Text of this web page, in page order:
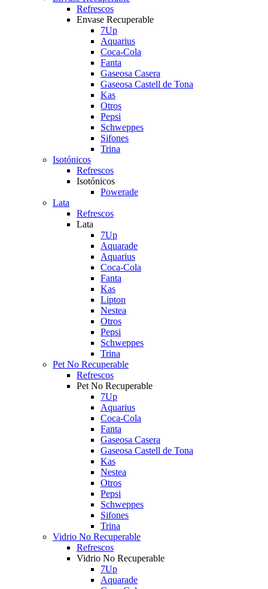
Refrescos
Envase Recuperable
7Up
Aquarius
Coca-Cola
Fanta
Gaseosa Casera
Gaseosa Castell de Tona
Kas
Otros
Pepsi
Schweppes
Sifones
Trina
Isotónicos
Refrescos
Isotónicos
Powerade
Lata
Refrescos
Lata
7Up
Aquarade
Aquarius
Coca-Cola
Fanta
Kas
Lipton
Nestea
Otros
Pepsi
Schweppes
Trina
Pet No Recuperable
Refrescos
Pet No Recuperable
7Up
Aquarius
Coca-Cola
Fanta
Gaseosa Casera
Gaseosa Castell de Tona
Kas
Nestea
Otros
Pepsi
Schweppes
Sifones
Trina
Vidrio No Recuperable
Refrescos
Vidrio No Recuperable
7Up
Aquarade